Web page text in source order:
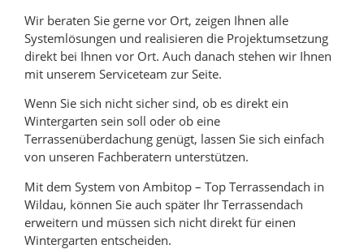
Wir beraten Sie gerne vor Ort, zeigen Ihnen alle
Systemlösungen und realisieren die Projektumsetzung
direkt bei Ihnen vor Ort. Auch danach stehen wir Ihnen
mit unserem Serviceteam zur Seite.
Wenn Sie sich nicht sicher sind, ob es direkt ein
Wintergarten sein soll oder ob eine
Terrassenüberdachung genügt, lassen Sie sich einfach
von unseren Fachberatern unterstützen.
Mit dem System von Ambitop – Top Terrassendach in
Wildau, können Sie auch später Ihr Terrassendach
erweitern und müssen sich nicht direkt für einen
Wintergarten entscheiden.